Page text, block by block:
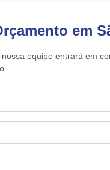
em
equipe entrará em